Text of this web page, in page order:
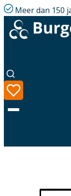
Meer dan 150